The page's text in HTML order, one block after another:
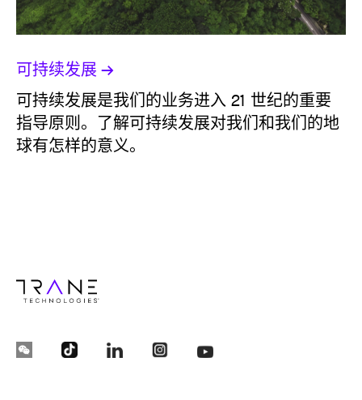
可持续发展
可持续发展是我们的业务进入 21 世纪的重要
指导原则。了解可持续发展对我们和我们的地
球有怎样的意义。